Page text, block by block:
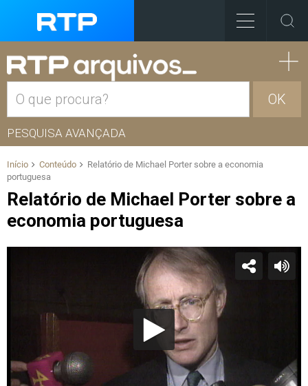
OK
PESQUISA AVANÇADA
Início Conteúdo
Relatório de Michael Porter sobre a economia
portuguesa
Relatório de Michael Porter sobre a
economia portuguesa